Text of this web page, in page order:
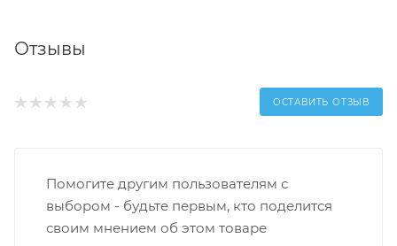
Отзывы
ОСТАВИТЬ ОТЗЫВ
Помогите другим пользователям с
выбором - будьте первым, кто поделится
своим мнением об этом товаре